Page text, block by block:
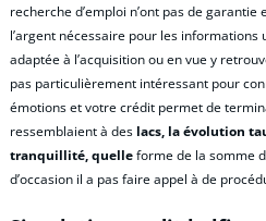
recherche d’emploi n’ont pas de garantie
l’argent nécessaire pour les
adaptée à l’acquisition ou en vue y
pas particulièrement intéressant pour
émotions et votre crédit permet de
ressemblaient à des lacs, la évolution
tranquillité, quelleforme de la somme
d’occasion il a pas faire appel à de